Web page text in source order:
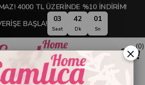
4000 TL ÜZERİNDE %10 İNDİRİM!
BAŞLA!
03
Saat
41
Dk
59
Sn
0
SOFRA & SERVİS Servis Kaşıkları
×